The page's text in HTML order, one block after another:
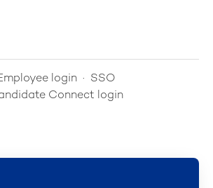
login · SSO
Connect login